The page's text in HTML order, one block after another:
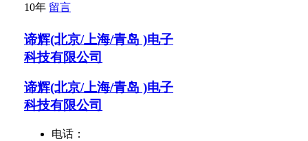
10年 留言
谛辉(北京/上海/青岛 )电子
科技有限公司
谛辉(北京/上海/青岛 )电子
科技有限公司
电话：